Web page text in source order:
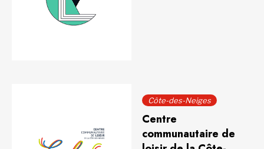
Côte-des-Neiges
Centre
communautaire de